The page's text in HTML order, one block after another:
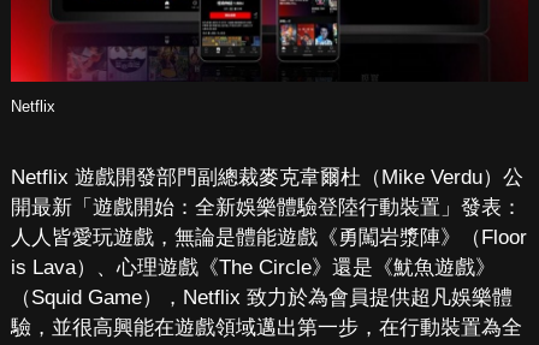
Netflix
Netflix 遊戲開發部門副總裁麥克韋爾杜（Mike Verdu）公
開最新「遊戲開始：全新娛樂體驗登陸行動裝置」發表：
人人皆愛玩遊戲，無論是體能遊戲《勇闖岩漿陣》（Floor
is Lava）、心理遊戲《The Circle》還是《魷魚遊戲》
（Squid Game），Netflix 致力於為會員提供超凡娛樂體
驗，並很高興能在遊戲領域邁出第一步，在行動裝置為全